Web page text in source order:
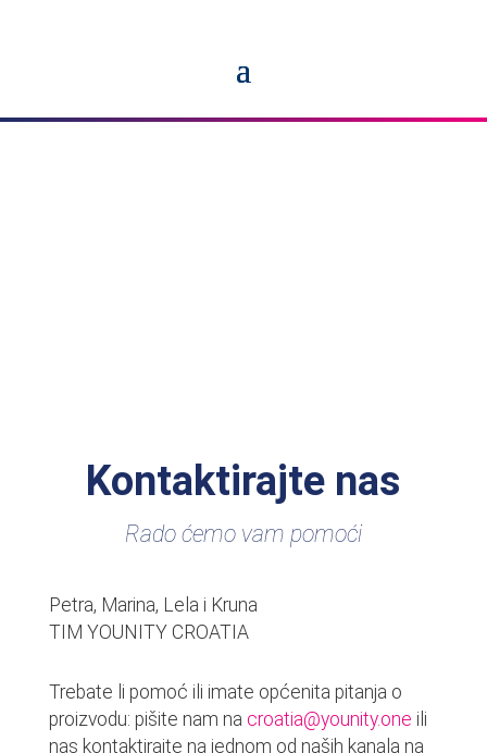
Kontaktirajte nas
Rado ćemo vam pomoći
Petra, Marina, Lela i Kruna
TIM YOUNITY CROATIA
Trebate li pomoć ili imate općenita pitanja o
proizvodu: pišite nam na croatia@younity.one ili
nas kontaktirajte na jednom od naših kanala na